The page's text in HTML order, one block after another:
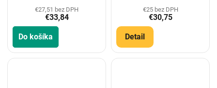
€27,51 bez DPH
€33,84
Do košíka
€25 bez DPH
€30,75
Detail